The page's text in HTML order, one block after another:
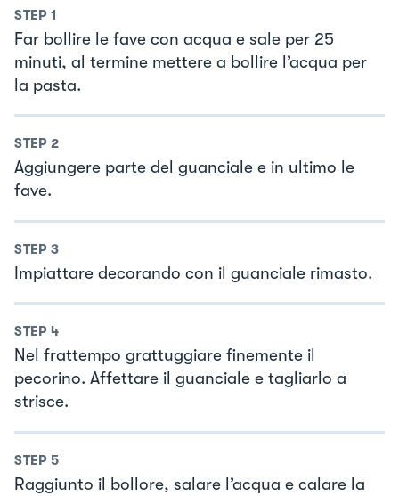
STEP 1
Far bollire le fave con acqua e sale per 25
minuti, al termine mettere a bollire l’acqua per
la pasta.
STEP 2
Aggiungere parte del guanciale e in ultimo le
fave.
STEP 3
Impiattare decorando con il guanciale rimasto.
STEP 4
Nel frattempo grattuggiare finemente il
pecorino. Affettare il guanciale e tagliarlo a
strisce.
STEP 5
Raggiunto il bollore, salare l’acqua e calare la